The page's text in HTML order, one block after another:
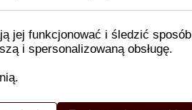
jej funkcjonować i śledzić sposób
i spersonalizowaną obsługę.